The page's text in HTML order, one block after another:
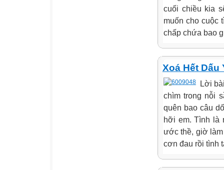
cuối chiều kia
muốn cho cuộc
chấp chứa bao
Xoá Hết Dấu
Lời
chìm trong nỗi
quên bao câu
hỡi em. Tình là
ước thề, giờ
cơn đau rồi tình